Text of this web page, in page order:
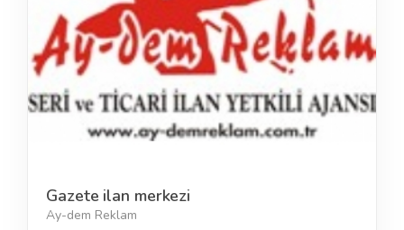
Gazete ilan merkezi
Ay-dem Reklam